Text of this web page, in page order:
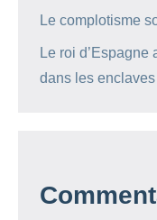
Le complotisme
Le roi
dans les